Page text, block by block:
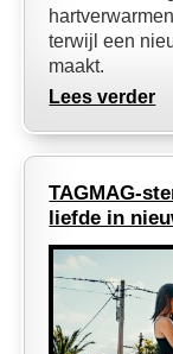
terwijl een
maakt.
Lees verder
TAGMAG-
liefde in